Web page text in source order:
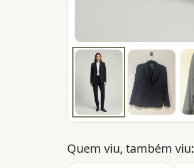
Quem viu, também viu: